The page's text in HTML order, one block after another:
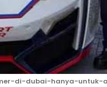
di-dubai-hanya-untuk-